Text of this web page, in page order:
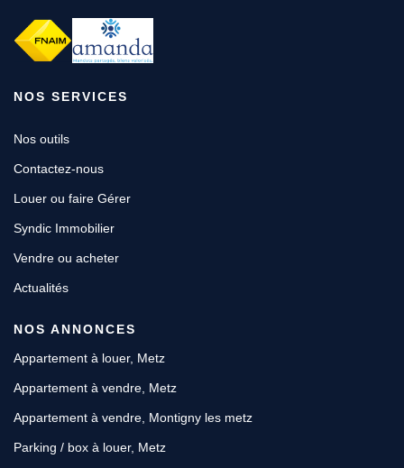
NOS SERVICES
Nos outils
Contactez-nous
Louer ou faire Gérer
Syndic Immobilier
Vendre ou acheter
Actualités
NOS ANNONCES
Appartement à louer, Metz
Appartement à vendre, Metz
Appartement à vendre, Montigny les metz
Parking / box à louer, Metz